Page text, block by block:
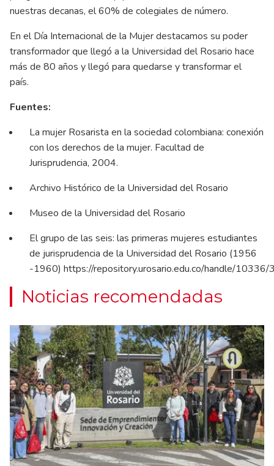
nuestras decanas, el 60% de colegiales de número.
En el Día Internacional de la Mujer destacamos su poder
transformador que llegó a la Universidad del Rosario hace
más de 80 años y llegó para quedarse y transformar el
país.
Fuentes:
La mujer Rosarista en la sociedad colombiana: conexión
con los derechos de la mujer. Facultad de
Jurisprudencia, 2004.
Archivo Histórico de la Universidad del Rosario
Museo de la Universidad del Rosario
El grupo de las seis: las primeras mujeres estudiantes
de jurisprudencia de la Universidad del Rosario (1956
-1960) https://repository.urosario.edu.co/handle/
Noticias recomendadas